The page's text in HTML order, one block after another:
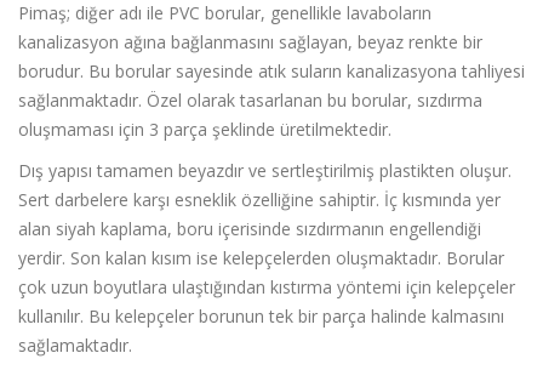
Pimaş; diğer adı ile PVC borular, genellikle lavaboların
kanalizasyon ağına bağlanmasını sağlayan, beyaz renkte bir
borudur. Bu borular sayesinde atık suların kanalizasyona tahliyesi
sağlanmaktadır. Özel olarak tasarlanan bu borular, sızdırma
oluşmaması için 3 parça şeklinde üretilmektedir.
Dış yapısı tamamen beyazdır ve sertleştirilmiş plastikten oluşur.
Sert darbelere karşı esneklik özelliğine sahiptir. İç kısmında yer
alan siyah kaplama, boru içerisinde sızdırmanın engellendiği
yerdir. Son kalan kısım ise kelepçelerden oluşmaktadır. Borular
çok uzun boyutlara ulaştığından kıstırma yöntemi için kelepçeler
kullanılır. Bu kelepçeler borunun tek bir parça halinde kalmasını
sağlamaktadır.